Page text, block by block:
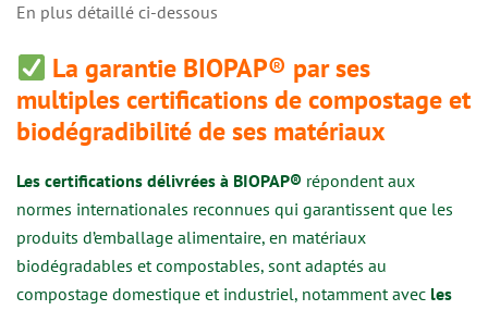
En plus détaillé ci-dessous
La garantie BIOPAP® par ses
multiples certifications de compostage et
biodégradibilité de ses matériaux
Les certifications délivrées à BIOPAP® répondent aux
normes internationales reconnues qui garantissent que les
produits d’emballage alimentaire, en matériaux
biodégradables et compostables, sont adaptés au
compostage domestique et industriel, notamment avec les